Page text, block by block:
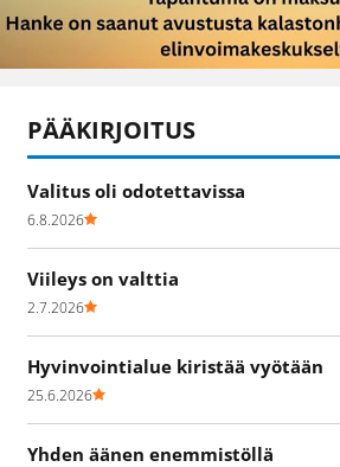
PÄÄKIRJOITUS
Valitus oli odotettavissa
6.8.2026
Viileys on valttia
2.7.2026
Hyvinvointialue kiristää vyötään
25.6.2026
Yhden äänen enemmistöllä